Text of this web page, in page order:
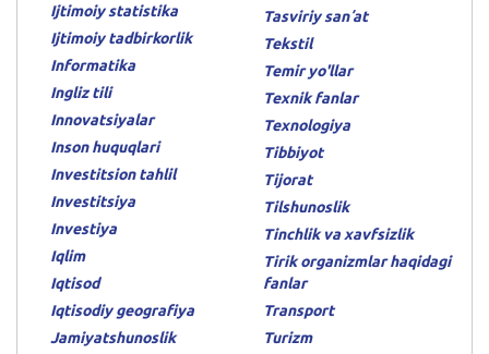
Ijtimoiy statistika
Ijtimoiy tadbirkorlik
Informatika
Ingliz tili
Innovatsiyalar
Inson huquqlari
Investitsion tahlil
Investitsiya
Investiya
Iqlim
Iqtisod
Iqtisodiy geografiya
Jamiyatshunoslik
Tasviriy sanʼat
Tekstil
Temir yo'llar
Texnik fanlar
Texnologiya
Tibbiyot
Tijorat
Tilshunoslik
Tinchlik va xavfsizlik
Tirik organizmlar haqidagi
fanlar
Transport
Turizm